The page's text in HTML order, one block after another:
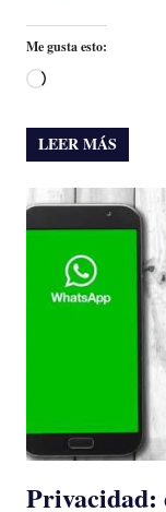
Me gusta esto:
Cargando...
LEER MÁS
Privacidad: